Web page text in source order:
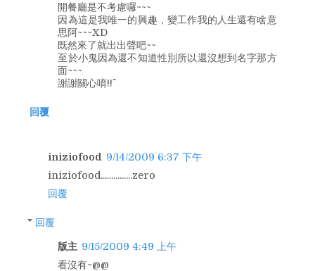
開餐廳是不考慮囉~~~
因為這是我唯一的興趣，變工作我的人生還有啥意
思阿~~~XD
既然來了就出出聲吧~~
至於小鬼因為還不知道性別所以還沒想到名字那方
面~~~
謝謝關心唷!!^^
回覆
iniziofood 9/14/2009 6:37 下午
iniziofood...............zero
回覆
回覆
版主 9/15/2009 4:49 上午
看沒有~@@